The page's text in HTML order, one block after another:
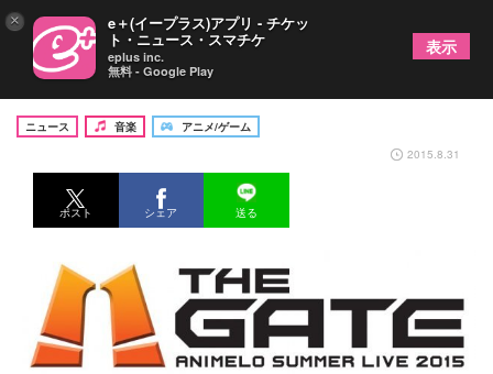
「アニサマ2016」は8月26～28日の3DAYS
ニュース 音楽
アニメ/ゲーム
2015.8.31
ポスト シェア 送る
× e＋(イープラス)アプリ - チケッ
ト・ニュース・スマチケ
eplus inc.
無料 - Google Play
表示